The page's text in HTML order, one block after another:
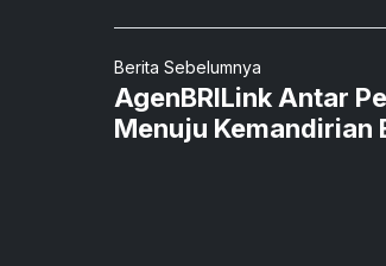
Berita Sebelumnya
AgenBRILink Antar
Menuju Kemandirian